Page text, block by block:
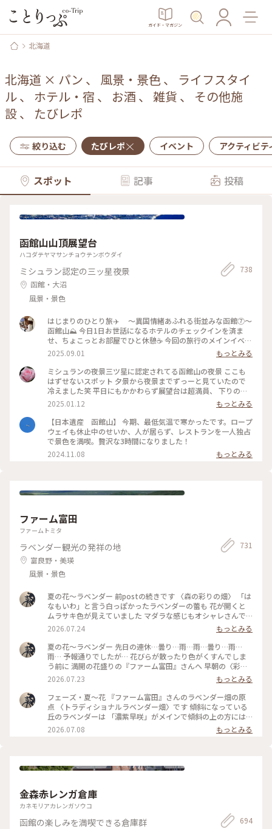
ガイド・マガジン
北海道
北海道 × パン 、 風景・景色、 ライフスタイ
ル、 ホテル・宿 、 お酒 、 雑貨 、 その他施
設、 たびレポ
絞り込む たびレポ イベント アクティビテ
スポット 記事 投稿
函館山山頂展望台
ハコダテヤマサンチョウテンボウダイ
ミシュラン認定の三ッ星夜景
函館・大沼
風景・景色
738
はじまりのひとり旅✈️ 〜異国情緒あふれる街並みな函館⑦〜
函館山⛰️ 今日1日お世話になるホテルのチェックインを済ま
せ、ちょこっとお部屋でひと休憩☕️ 今回の旅行のメインイベン
トである函館の絶景を見に、函館山へ出発！ ホテルのフロン
トの方に行き方を教えてもらい、天候の関係でロープウェイが
動いたり止まったり…🚡したので、バスで向かうことにしまし
た🚌 【ロープウェイで山頂へ】 →市電十字街駅から函館山ロ
ープウェイ山麓駅まで 徒歩10分 山麓駅から山頂駅まで
約3分 1800円（往復） 【バスで山頂へ】 →JR函館駅前バス
乗り場④ 番 函館山登山バス（季節運行）山頂まで約30分
700円（片道） バスで山頂まで向かっている最中に見えてくる
函館の街並みだけでも感嘆の声が上がり、ワクワクが止まらな
いです😳 山頂に着いて展望台に向かって歩き、目の前に現れ
た景色は感動🥹ずっと眺めていられました👀 夜景まで見たか
ったけど雷雲接近中の為、断念🤦‍♀️ でも山頂の展望台からは函
ゆるり夏時間#北海道#函館市#函館#函館駅#函館山#臥牛山#世
ト伝説#函館山ロープウェイ#ロープウェイ#登山バス#観光#絶
景#名所#山頂#展望台#ことりっぷ函館#ひとり旅日記🕊️
2025.09.01
もっとみる
ミシュランの夜景三ツ星に認定されてる函館山の夜景 ここも
はずせないスポット 夕景から夜景までずっーと見ていたので
冷えました笑 平日にもかかわらず展望台は超満員、 下りのロ
ープウェイも行列ができていました きらきらの夜景が見れて
2025.01.12
もっとみる
【日本遺産 函館山】 今期、最低気温で寒かったです。ロープ
ウェイも休止中のせいか、人が居らず、レストランを一人独占
で景色を満喫。贅沢な3時間になりました！
2024.11.08
もっとみる
ファーム富田
ファームトミタ
ラベンダー観光の発祥の地
富良野・美瑛
風景・景色
731
夏の花〜ラベンダー 前postの続きです 〈森の彩りの畑〉 「は
なもいわ」と言う白っぽかったラベンダーの蕾も 花が開くと
ムラサキ色が見えていました マダラな感じもオシャレさんで
す 〈彩りの畑〉の定番だった花々は連作障害を防ぐために
〈森の彩りの畑〉に植えられましたが… 今年の色のパターンを
見ると… やっぱり元の配色の方が好きかも〜です また来年も
美しい彩りを巡りたいと思います #ひみつの絶景 #丘のある風
景 #花のある風景 #ひみつの絶景北海道 #夏景色 #花景色 #ファ
2026.07.24
もっとみる
夏の花〜ラベンダー 先日の連休…曇り…雨…雨…曇り…雨…
雨… 予報通りでしたが… 花びらが散ったり色がくすんでしま
う前に 満開の花盛りの『ファーム富田』さんへ 早朝の〈彩り
の畑〉と〈森の彩りの畑〉です 朝陽を浴びて…ラベンダーの色
は赤紫っぽく映りました 左から〜 キバナコスモス・スペアミ
ント・ジニア5色 ペパーミント・ペチュニア・ビール麦 そして
右がオカムラサキです 霧の立ちこめる夏の朝は ここへ辿り着
くまでの道のりも美しかったです そうそう…〈彩りの畑〉の入
り口の木がある辺りで 今年もエゾリスさんに会いました #ひみ
つの絶景 #花のある風景 #丘のある風景 #夏景色 #花景色 #美し
2026.07.23
もっとみる
フェーズ・夏〜花 『ファーム富田』さんのラベンダー畑の原
点 〈トラディショナルラベンダー畑〉です 傾斜になっている
丘のラベンダーは 「濃紫早咲」がメインで傾斜の上の方には
「はなもいわ」と「おかむらさき」があります それぞれが一
度に咲き揃うことはないので 今がくっきりとした鮮やかなラ
くのではなくて… 蕾の先端に花が開くのですね〜 一番最後は
しい花 #夏色 #花畑 #ファーム富田 #ラベンダー #トラディショ
ナルラベンダー畑 #濃紫早咲
2026.07.08 もっとみる
金森赤レンガ倉庫
カネモリアカレンガソウコ
函館の楽しみを満喫できる倉庫群 694